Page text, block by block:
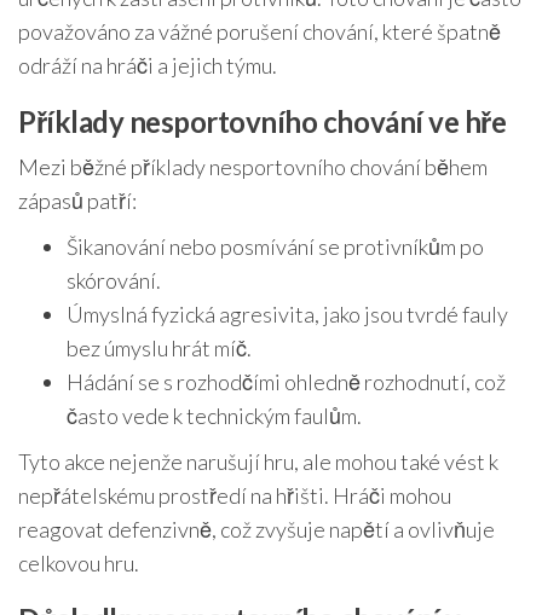
považováno za vážné porušení chování, které špatně
odráží na hráči a jejich týmu.
Příklady nesportovního chování ve hře
Mezi běžné příklady nesportovního chování během
zápasů patří:
Šikanování nebo posmívání se protivníkům po
skórování.
Úmyslná fyzická agresivita, jako jsou tvrdé fauly
bez úmyslu hrát míč.
Hádání se s rozhodčími ohledně rozhodnutí, což
často vede k technickým faulům.
Tyto akce nejenže narušují hru, ale mohou také vést k
nepřátelskému prostředí na hřišti. Hráči mohou
reagovat defenzivně, což zvyšuje napětí a ovlivňuje
celkovou hru.